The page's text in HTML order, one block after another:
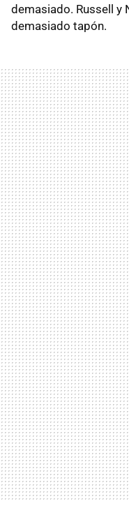
demasiado. Russell y
demasiado tapón.